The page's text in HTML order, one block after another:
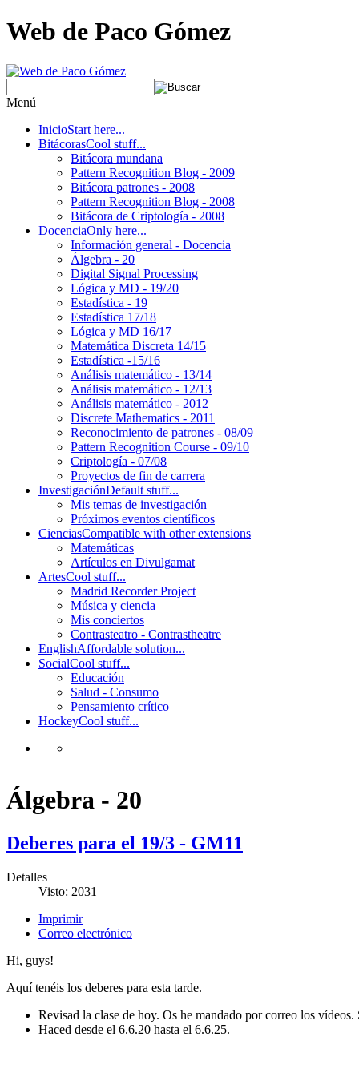
Web de Paco Gómez
Menú
InicioStart here...
BitácorasCool stuff...
Bitácora mundana
Pattern Recognition Blog - 2009
Bitácora patrones - 2008
Pattern Recognition Blog - 2008
Bitácora de Criptología - 2008
DocenciaOnly here...
Información general - Docencia
Álgebra - 20
Digital Signal Processing
Lógica y MD - 19/20
Estadística - 19
Estadística 17/18
Lógica y MD 16/17
Matemática Discreta 14/15
Estadística -15/16
Análisis matemático - 13/14
Análisis matemático - 12/13
Análisis matemático - 2012
Discrete Mathematics - 2011
Reconocimiento de patrones - 08/09
Pattern Recognition Course - 09/10
Criptología - 07/08
Proyectos de fin de carrera
InvestigaciónDefault stuff...
Mis temas de investigación
Próximos eventos científicos
CienciasCompatible with other extensions
Matemáticas
Artículos en Divulgamat
ArtesCool stuff...
Madrid Recorder Project
Música y ciencia
Mis conciertos
Contrasteatro - Contrastheatre
EnglishAffordable solution...
SocialCool stuff...
Educación
Salud - Consumo
Pensamiento crítico
HockeyCool stuff...
Álgebra - 20
Deberes para el 19/3 - GM11
Detalles
Visto: 2031
Imprimir
Correo electrónico
Hi, guys!
Aquí tenéis los deberes para esta tarde.
Revisad la clase de hoy. Os he mandado por correo los
Haced desde el 6.6.20 hasta el 6.6.25.